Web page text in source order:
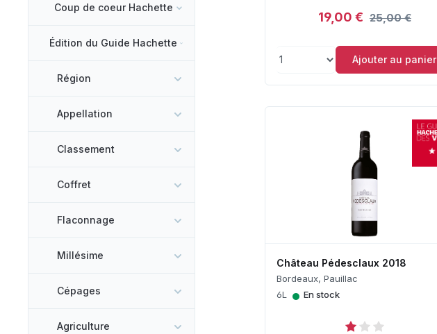
Coup de coeur Hachette
Édition du Guide Hachette
Région
Appellation
Classement
Coffret
Flaconnage
Millésime
Cépages
Agriculture
19,00 € 25,00 €
Ajouter au panier
Château Pédesclaux 2018
Bordeaux, Pauillac
6L
• En stock